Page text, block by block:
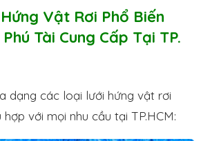
Vật Rơi Phổ Biến
Tài Cung Cấp Tại TP.
dạng các loại lưới hứng vật rơi
với mọi nhu cầu tại TP.HCM: